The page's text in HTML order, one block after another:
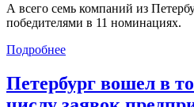
А всего семь компаний из
победителями в 11 номинациях.
Подробнее
Петербург вошел в